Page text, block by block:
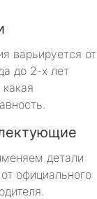
варьируется от
до 2-х лет
детали
официального